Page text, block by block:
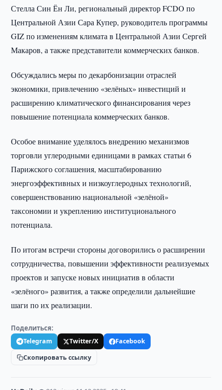
Стелла Син Ён Ли, региональный директор FCDO по
Центральной Азии Сара Купер, руководитель программы
GIZ по изменениям климата в Центральной Азии Сергей
Макаров, а также представители коммерческих банков.
Обсуждались меры по декарбонизации отраслей
экономики, привлечению «зелёных» инвестиций и
расширению климатического финансирования через
повышение потенциала коммерческих банков.
Особое внимание уделялось внедрению механизмов
торговли углеродными единицами в рамках статьи 6
Парижского соглашения, масштабированию
энергоэффективных и низкоуглеродных технологий,
совершенствованию национальной «зелёной»
таксономии и укреплению институционального
потенциала.
По итогам встречи стороны договорились о расширении
сотрудничества, повышении эффективности реализуемых
проектов и запуске новых инициатив в области
«зелёного» развития, а также определили дальнейшие
шаги по их реализации.
Поделиться:
Telegram Twitter/X
Facebook
Скопировать ссылку